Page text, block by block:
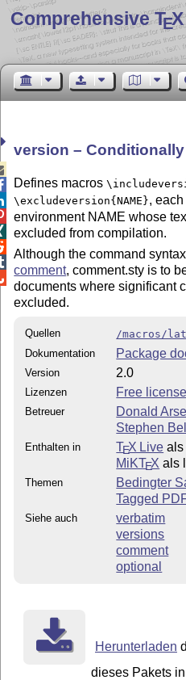
Comprehensive TE
version –
Defines macros
\excludeversion{NAME},
environment NAME whose
excluded from compilation.
Although the command
comment, comment.sty is to
documents where significant
excluded.
Quellen
/macros/
Dokumentation
Package
Version 2.0
Lizenzen Free
Betreuer
Donald
Stephen
Enthalten in TEX Live als
MiKTEX als
Themen
Bedingter
Tagged
Siehe auch
verbatim
versions
comment
optional
Herunterladen
dieses Pakets